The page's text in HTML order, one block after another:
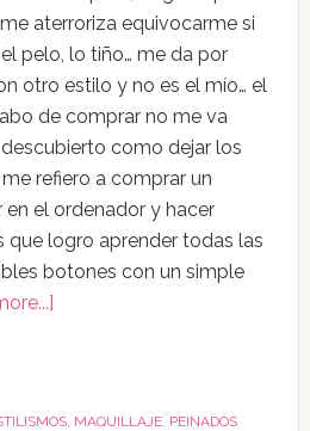
aterroriza equivocarme si
pelo, lo tiño… me da por
otro estilo y no es el mío… el
de comprar no me va
como dejar los
refiero a comprar un
el ordenador y hacer
que logro aprender todas las
botones con un simple
, MAQUILLAJE, PEINADOS